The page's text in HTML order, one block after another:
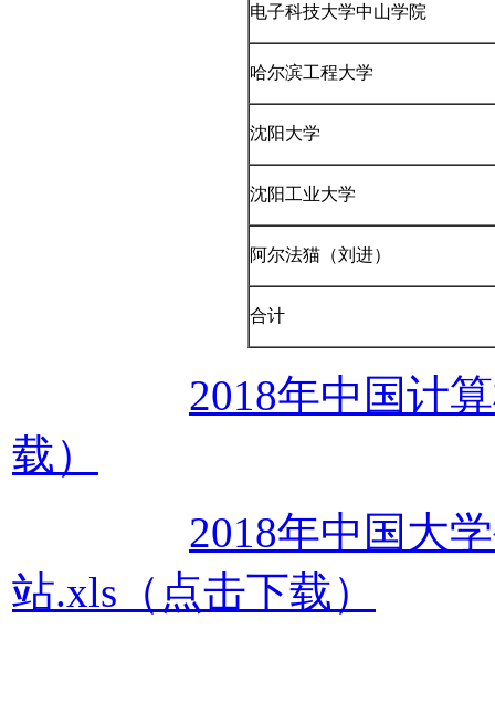
电子科技大学中山学院
哈尔滨工程大学
沈阳大学
沈阳工业大学
阿尔法猫（刘进）
合计
2018年中国计
载）
2018年中国大
站.xls（点击下载）